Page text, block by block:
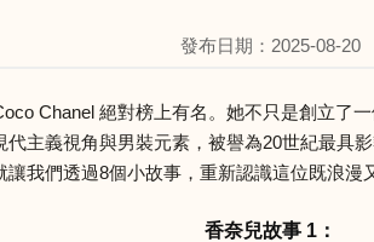
發布日期：2025-08-20
Chanel 絕對榜上有名。她不只是創立了
主義視角與男裝元素，被譽為20世紀最具
我們透過8個小故事，重新認識這位既浪漫
香奈兒故事 1：